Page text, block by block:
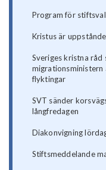
Program för
Kristus är
Sveriges kristna
migrationsministern
flyktingar
SVT sänder
långfredagen
Diakonvigning
Stiftsmeddelande